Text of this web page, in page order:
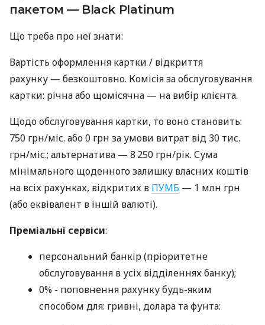
пакетом — Black Platinum
Що треба про неї знати:
Вартість оформлення картки / відкриття
рахунку — безкоштовно. Комісія за обслуговування
картки: річна або щомісячна — на вибір клієнта.
Щодо обслуговування картки, то воно становить:
750 грн/міс. або 0 грн за умови витрат від 30 тис.
грн/міс.; альтернатива — 8 250 грн/рік. Сума
мінімального щоденного залишку власних коштів
на всіх рахунках, відкритих в ПУМБ — 1 млн грн
(або еквівалент в іншій валюті).
Преміальні сервіси:
персональний банкір (пріоритетне
обслуговування в усіх відділеннях банку);
0% - поповнення рахунку будь-яким
способом для: гривні, долара та фунта: